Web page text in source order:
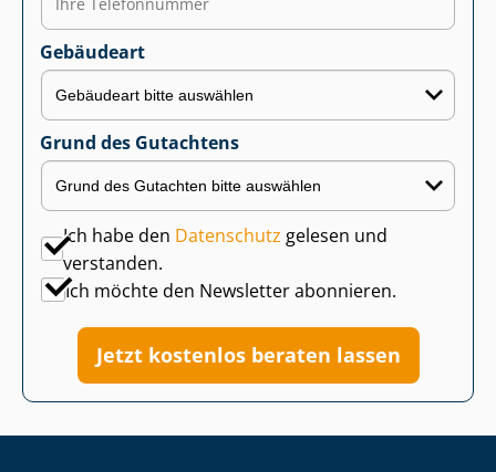
Gebäudeart
Grund des Gutachtens
Ich habe den Datenschutz gelesen und
verstanden.
Ich möchte den Newsletter abonnieren.
Jetzt kostenlos beraten lassen